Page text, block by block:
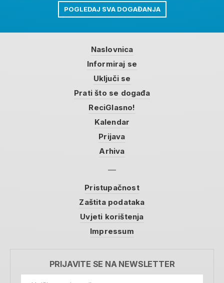
POGLEDAJ SVA DOGAĐANJA
Naslovnica
Informiraj se
Uključi se
Prati što se događa
ReciGlasno!
Kalendar
Prijava
Arhiva
Pristupačnost
Zaštita podataka
Uvjeti korištenja
Impressum
PRIJAVITE SE NA NEWSLETTER